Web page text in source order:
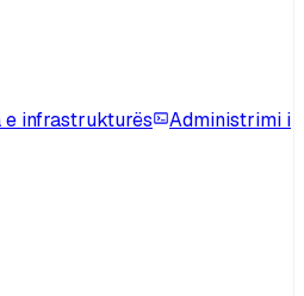
e infrastrukturës
Administrimi i